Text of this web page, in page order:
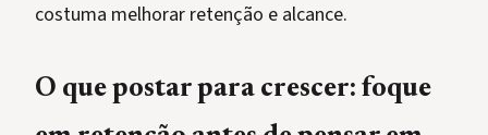
costuma melhorar retenção e alcance.
O que postar para crescer: foque